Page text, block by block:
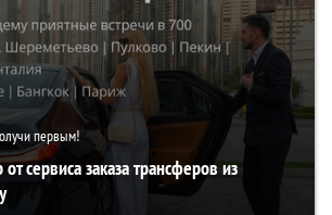
первым!
сервиса заказа трансферов из